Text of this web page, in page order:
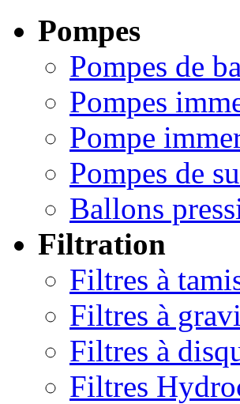
Pompes
Pompes de
Pompes
Pompe
Pompes de
Ballons
Filtration
Filtres à
Filtres à
Filtres à
Filtres